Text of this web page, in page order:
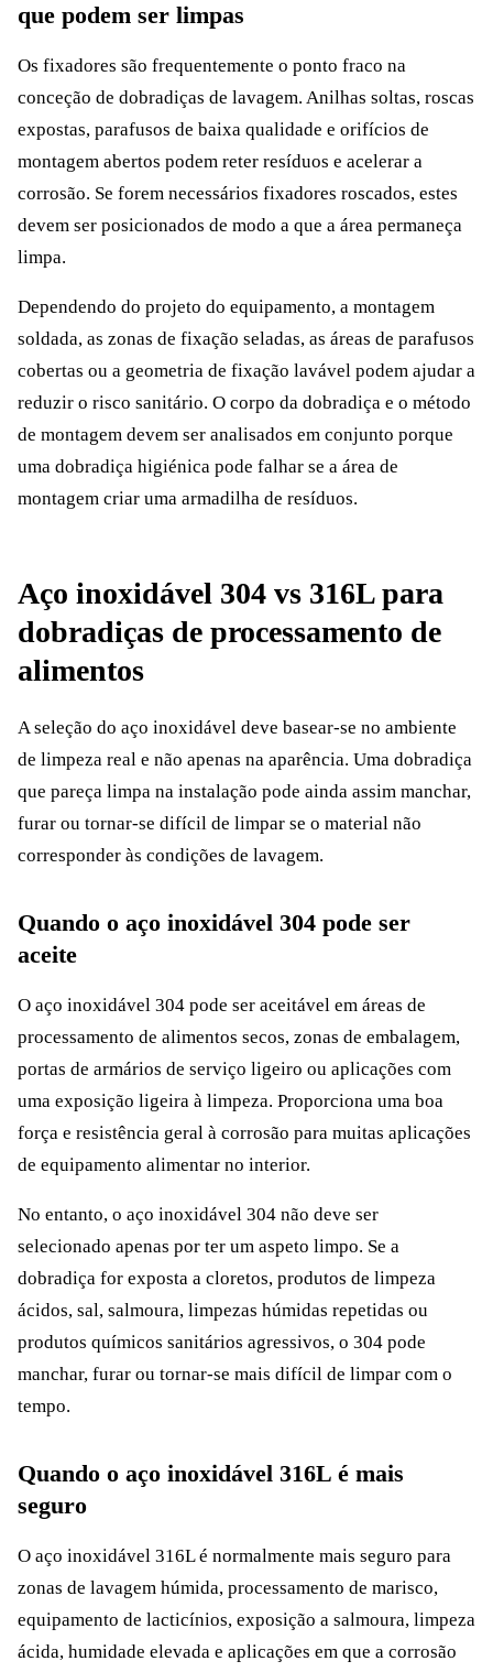
que podem ser limpas
Os fixadores são frequentemente o ponto fraco na
conceção de dobradiças de lavagem. Anilhas soltas, roscas
expostas, parafusos de baixa qualidade e orifícios de
montagem abertos podem reter resíduos e acelerar a
corrosão. Se forem necessários fixadores roscados, estes
devem ser posicionados de modo a que a área permaneça
limpa.
Dependendo do projeto do equipamento, a montagem
soldada, as zonas de fixação seladas, as áreas de parafusos
cobertas ou a geometria de fixação lavável podem ajudar a
reduzir o risco sanitário. O corpo da dobradiça e o método
de montagem devem ser analisados em conjunto porque
uma dobradiça higiénica pode falhar se a área de
montagem criar uma armadilha de resíduos.
Aço inoxidável 304 vs 316L para
dobradiças de processamento de
alimentos
A seleção do aço inoxidável deve basear-se no ambiente
de limpeza real e não apenas na aparência. Uma dobradiça
que pareça limpa na instalação pode ainda assim manchar,
furar ou tornar-se difícil de limpar se o material não
corresponder às condições de lavagem.
Quando o aço inoxidável 304 pode ser
aceite
O aço inoxidável 304 pode ser aceitável em áreas de
processamento de alimentos secos, zonas de embalagem,
portas de armários de serviço ligeiro ou aplicações com
uma exposição ligeira à limpeza. Proporciona uma boa
força e resistência geral à corrosão para muitas aplicações
de equipamento alimentar no interior.
No entanto, o aço inoxidável 304 não deve ser
selecionado apenas por ter um aspeto limpo. Se a
dobradiça for exposta a cloretos, produtos de limpeza
ácidos, sal, salmoura, limpezas húmidas repetidas ou
produtos químicos sanitários agressivos, o 304 pode
manchar, furar ou tornar-se mais difícil de limpar com o
tempo.
Quando o aço inoxidável 316L é mais
seguro
O aço inoxidável 316L é normalmente mais seguro para
zonas de lavagem húmida, processamento de marisco,
equipamento de lacticínios, exposição a salmoura, limpeza
ácida, humidade elevada e aplicações em que a corrosão